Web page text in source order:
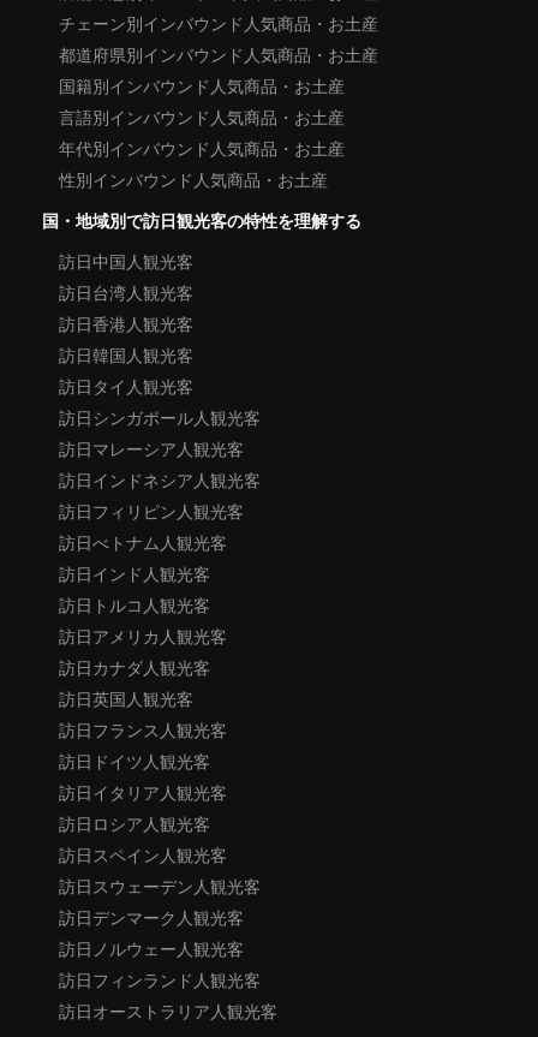
チェーン別インバウンド人気商品・お土産
都道府県別インバウンド人気商品・お土産
国籍別インバウンド人気商品・お土産
言語別インバウンド人気商品・お土産
年代別インバウンド人気商品・お土産
性別インバウンド人気商品・お土産
国・地域別で訪日観光客の特性を理解する
訪日中国人観光客
訪日台湾人観光客
訪日香港人観光客
訪日韓国人観光客
訪日タイ人観光客
訪日シンガポール人観光客
訪日マレーシア人観光客
訪日インドネシア人観光客
訪日フィリピン人観光客
訪日べトナム人観光客
訪日インド人観光客
訪日トルコ人観光客
訪日アメリカ人観光客
訪日カナダ人観光客
訪日英国人観光客
訪日フランス人観光客
訪日ドイツ人観光客
訪日イタリア人観光客
訪日ロシア人観光客
訪日スペイン人観光客
訪日スウェーデン人観光客
訪日デンマーク人観光客
訪日ノルウェー人観光客
訪日フィンランド人観光客
訪日オーストラリア人観光客